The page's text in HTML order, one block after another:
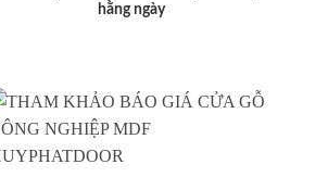
hằng ngày